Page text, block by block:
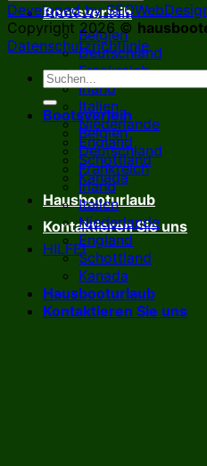
Bootsverleih
Belgien
Deutschland
Frankreich
Irland
Italien
Niederlande
England
Schottland
Kanada
Hausbooturlaub
Kontaktieren Sie uns
HILFE!
Developed by
Copyright 2026 ©
Datenschutzrichtlinie
Bootsverleih
Belgien
Deutschland
Frankreich
Irland
Italien
Niederlande
England
Schottland
Kanada
Hausbooturlaub
Kontaktieren Sie uns